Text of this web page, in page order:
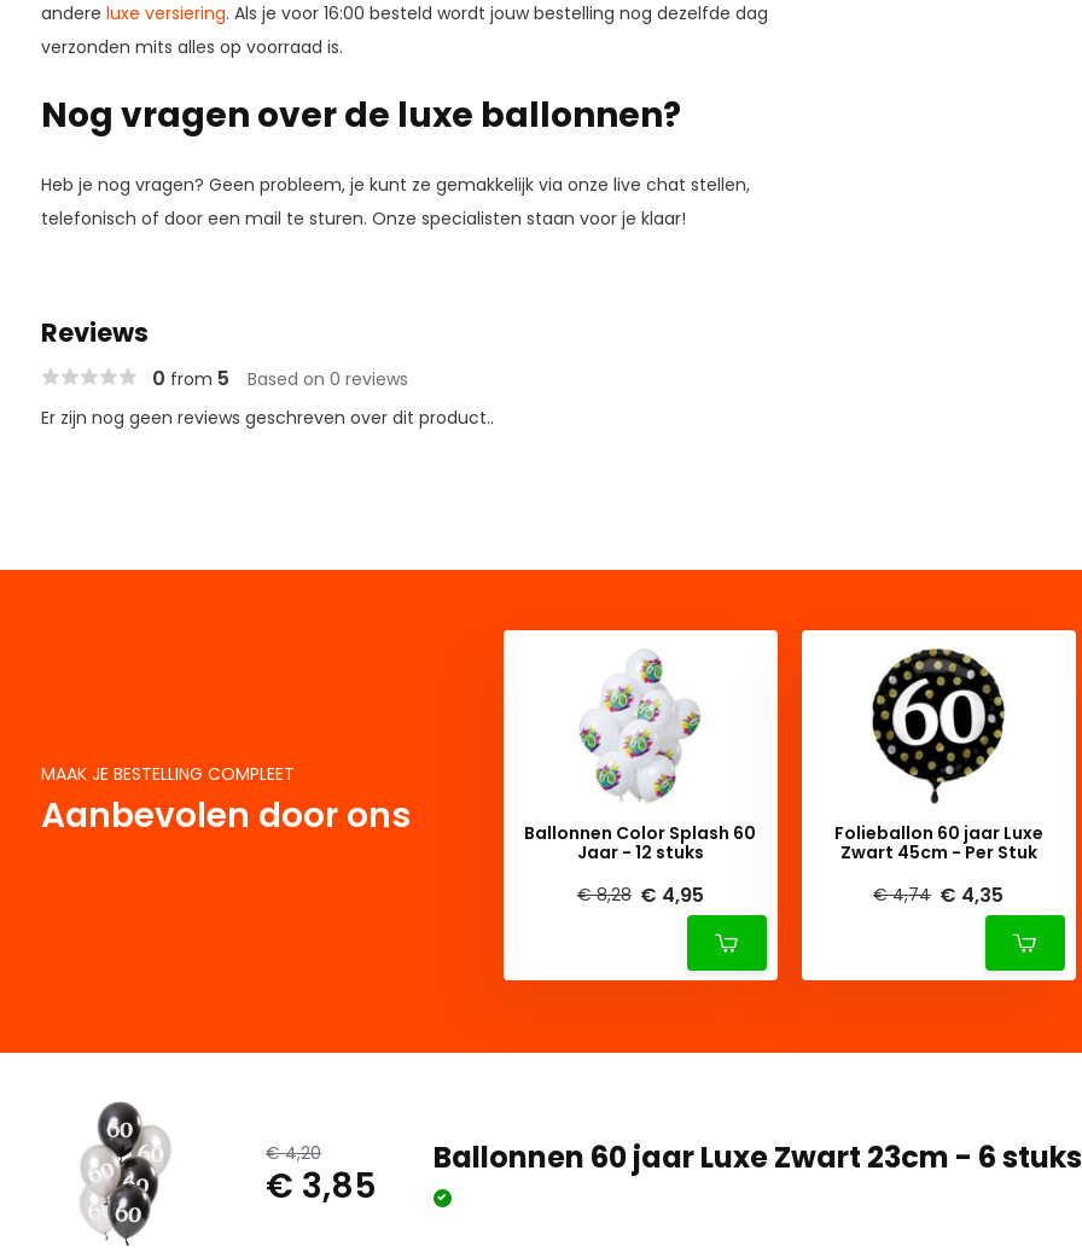
andere luxe versiering. Als je voor 16:00 besteld wordt jouw bestelling nog dezelfde dag
verzonden mits alles op voorraad is.
Nog vragen over de luxe ballonnen?
Heb je nog vragen? Geen probleem, je kunt ze gemakkelijk via onze live chat stellen,
telefonisch of door een mail te sturen. Onze specialisten staan voor je klaar!
Reviews
0 from 5 Based on 0 reviews
Er zijn nog geen reviews geschreven over dit product..
MAAK JE BESTELLING COMPLEET
Aanbevolen door ons
Ballonnen Color Splash 60
Jaar - 12 stuks
€ 8,28 € 4,95
Folieballon 60 jaar Luxe
Zwart 45cm - Per Stuk
€ 4,74 € 4,35
€ 4,20
€ 3,85
Ballonnen 60 jaar Luxe Zwart 23cm - 6 stuks